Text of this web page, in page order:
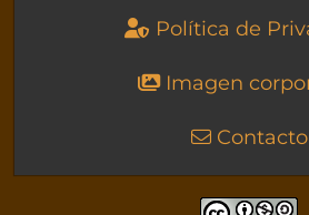
Política de
Imagen
Contacto